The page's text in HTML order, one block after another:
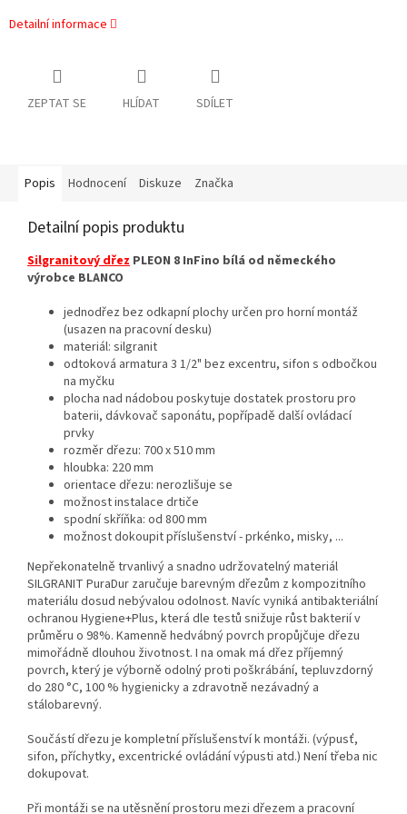
Detailní informace
ZEPTAT SE HLÍDAT SDÍLET
Popis Hodnocení Diskuze Značka
Detailní popis produktu
Silgranitový dřez PLEON 8 InFino bílá od německého
výrobce BLANCO
jednodřez bez odkapní plochy určen pro horní montáž
(usazen na pracovní desku)
materiál: silgranit
odtoková armatura 3 1/2" bez excentru, sifon s odbočkou
na myčku
plocha nad nádobou poskytuje dostatek prostoru pro
baterii, dávkovač saponátu, popřípadě další ovládací
prvky
rozměr dřezu: 700 x 510 mm
hloubka: 220 mm
orientace dřezu: nerozlišuje se
možnost instalace drtiče
spodní skříňka: od 800 mm
možnost dokoupit příslušenství - prkénko, misky, ...
Nepřekonatelně trvanlivý a snadno udržovatelný materiál
SILGRANIT PuraDur zaručuje barevným dřezům z kompozitního
materiálu dosud nebývalou odolnost. Navíc vyniká antibakteriální
ochranou Hygiene+Plus, která dle testů snižuje růst bakterií v
průměru o 98%. Kamenně hedvábný povrch propůjčuje dřezu
mimořádně dlouhou životnost. I na omak má dřez příjemný
povrch, který je výborně odolný proti poškrábání, tepluvzdorný
do 280 °C, 100 % hygienicky a zdravotně nezávadný a
stálobarevný.
Součástí dřezu je kompletní příslušenství k montáži. (výpusť,
sifon, příchytky, excentrické ovládání výpusti atd.) Není třeba nic
dokupovat.
Při montáži se na utěsnění prostoru mezi dřezem a pracovní